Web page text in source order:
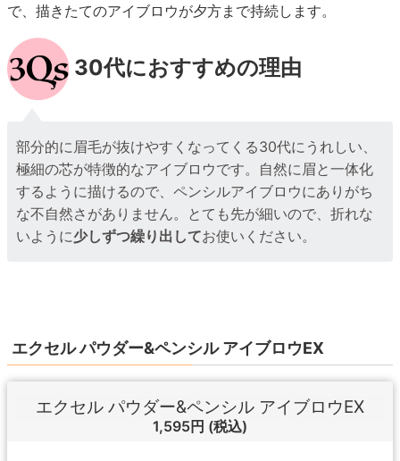
で、描きたてのアイブロウが夕方まで持続します。
30代におすすめの理由
部分的に眉毛が抜けやすくなってくる30代にうれしい、
極細の芯が特徴的なアイブロウです。自然に眉と一体化
するように描けるので、ペンシルアイブロウにありがち
な不自然さがありません。とても先が細いので、折れな
いように少しずつ繰り出してお使いください。
エクセル パウダー&ペンシル アイブロウEX
エクセル パウダー&ペンシル アイブロウEX
1,595円 (税込)